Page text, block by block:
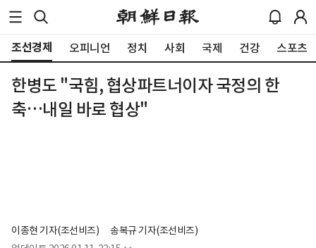
조선경제 오피니언 정치 사회 국제 건강 스포츠
한병도 "국힘, 협상파트너이자 국정의 한
축…내일 바로 협상"
이종현 기자(조선비즈)
송복규 기자(조선비즈)